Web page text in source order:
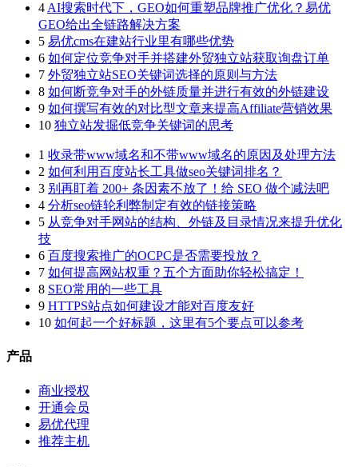
4 AI搜索时代下，GEO如何重塑品牌推广优化？易优
GEO给出全链路解决方案
5 易优cms在建站行业里有哪些优势
6 如何定位竞争对手并搭建外贸独立站获取询盘订单
7 外贸独立站SEO关键词选择的原则与方法
8 如何断竞争对手的外链质量并进行有效的外链建设
9 如何撰写有效的对比型文章来提高Affiliate营销效果
10 独立站发掘低竞争关键词的思考
1 收录带www域名和不带www域名的原因及处理方法
2 如何利用百度站长工具做seo关键词排名？
3 别再盯着 200+ 条因素不放了！给 SEO 做个减法吧
4 分析seo链轮利弊制定有效的链接策略
5 从竞争对手网站的结构、外链及目录情况来提升优化
技
6 百度搜索推广的OCPC是否需要投放？
7 如何提高网站权重？五个方面助你轻松搞定！
8 SEO常用的一些工具
9 HTTPS站点如何建设才能对百度友好
10 如何起一个好标题，这里有5个要点可以参考
产品
商业授权
开通会员
易优代理
推荐主机